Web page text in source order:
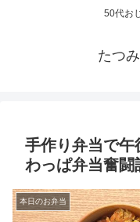
50代お
たつ
手作り弁当で午
わっぱ弁当奮闘
本日のお弁当